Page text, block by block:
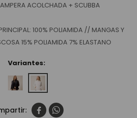
ACOLCHADA + SCUBBA
100% POLIAMIDA // MANGAS Y
15% POLIAMIDA 7% ELASTANO
Variantes:
 